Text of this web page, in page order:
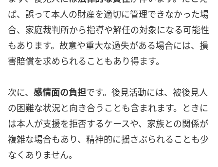
ば、誤って本人の財産を適切に管理できなかった場
合、家庭裁判所から指導や解任の対象になる可能性
もあります。故意や重大な過失がある場合には、損
害賠償を求められることもあり得ます。
次に、 感情面の負担です。後見活動には、被後見人
の困難な状況と向き合うことも含まれます。ときに
は本人が支援を拒否するケースや、家族との関係が
複雑な場合もあり、精神的に揺さぶられることも少
なくありません。